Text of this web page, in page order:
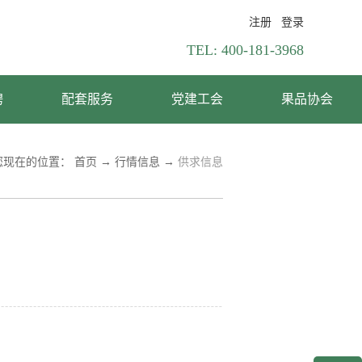
登录
注册
TEL: 400-181-3968
配套服务 党建工会 果品协会
现在的位置： 首页 → 行情信息 → 供求信息